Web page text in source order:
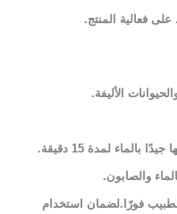
فعالية المنتج.
الأليفة.
لمدة 15 دقيقة.
والصابون.
فورًا.لضمان استخدام